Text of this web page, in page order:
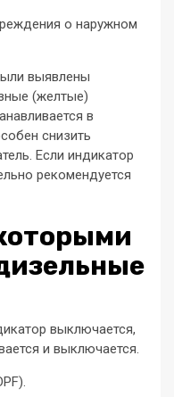
о наружном
выявлены
(желтые)
в
снизить
Если индикатор
рекомендуется
выключается,
и выключается.